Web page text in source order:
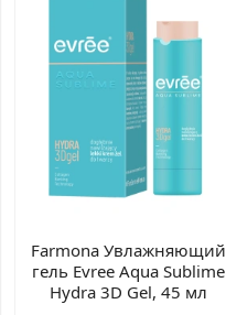
Farmonа Увлажняющий
гель Evree Aqua Sublime
Hydra 3D Gel, 45 мл